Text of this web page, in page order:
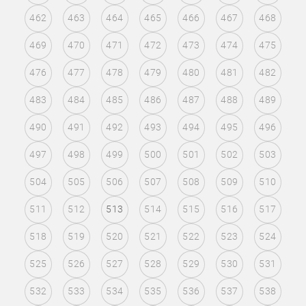
462 463 464 465 466 467 468
469 470 471 472 473 474 475
476 477 478 479 480 481 482
483 484 485 486 487 488 489
490 491 492 493 494 495 496
497 498 499 500 501 502 503
504 505 506 507 508 509 510
511 512 513 514 515 516 517
518 519 520 521 522 523 524
525 526 527 528 529 530 531
532 533 534 535 536 537 538